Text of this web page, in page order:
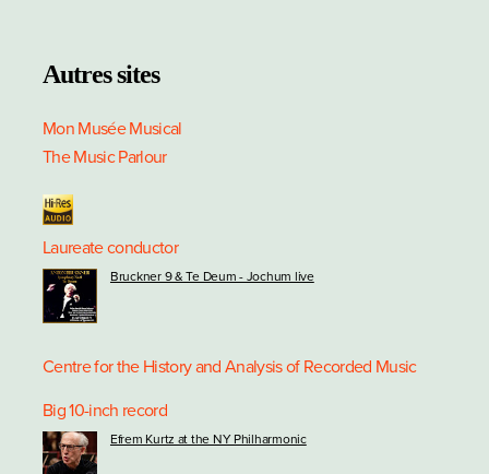
Autres sites
Mon Musée Musical
The Music Parlour
Laureate conductor
Bruckner 9 & Te Deum - Jochum live
Centre for the History and Analysis of Recorded Music
Big 10-inch record
Efrem Kurtz at the NY Philharmonic